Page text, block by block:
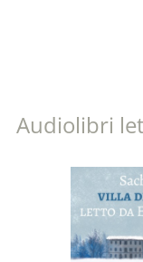
Audiolibri